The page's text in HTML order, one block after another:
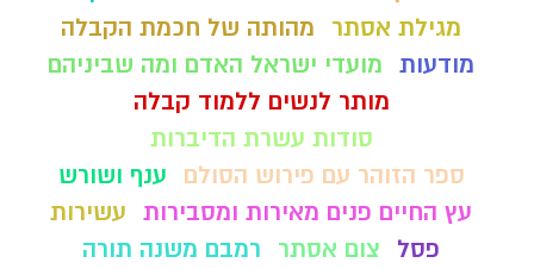
מגילת אסתר
מהותה של חכמת הקבלה
מודעות מועדי ישראל האדם ומה שביניהם
מותר לנשים ללמוד קבלה
סודות עשרת הדיברות
ספר הזוהר עם פירוש הסולם
ענף ושורש
עץ החיים פנים מאירות ומסבירות עשירות
פסל
צום אסתר
רמבם משנה תורה